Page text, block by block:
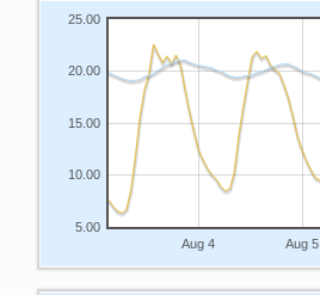
Aug 4 Aug 5
5.00
10.00
15.00
20.00
25.00